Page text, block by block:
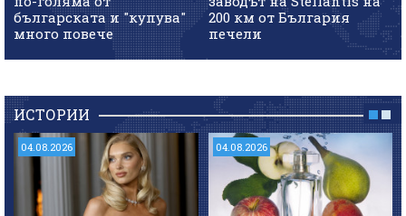
българската и "купува"
много повече
200 км от България
печели
ИСТОРИИ
04.08.2026 04.08.2026